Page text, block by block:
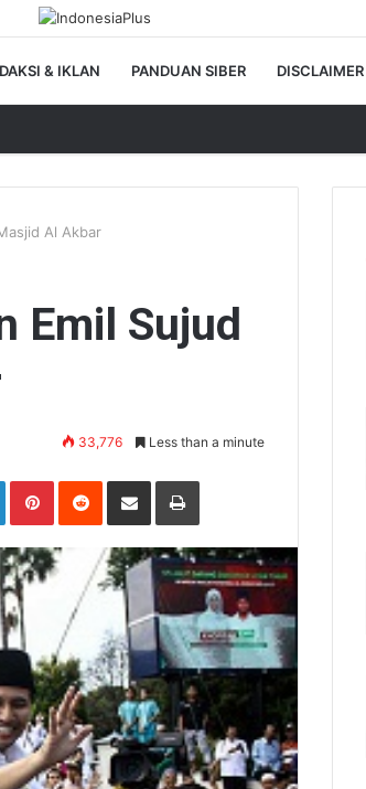
& IKLAN PANDUAN SIBER DISCLAIMER
Al Akbar
Emil Sujud
33,776 Less than a minute
LinkedInPinterestReddit Share via Email Print